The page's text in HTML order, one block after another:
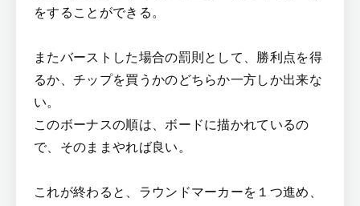
をすることができる。
またバーストした場合の罰則として、勝利点を得
るか、チップを買うかのどちらか一方しか出来な
い。
このボーナスの順は、ボードに描かれているの
で、そのままやれば良い。
これが終わると、ラウンドマーカーを１つ進め、